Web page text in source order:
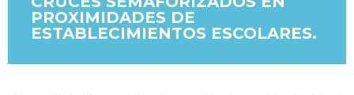
PROXIMIDADES DE
ESTABLECIMIENTOS ESCOLARES.